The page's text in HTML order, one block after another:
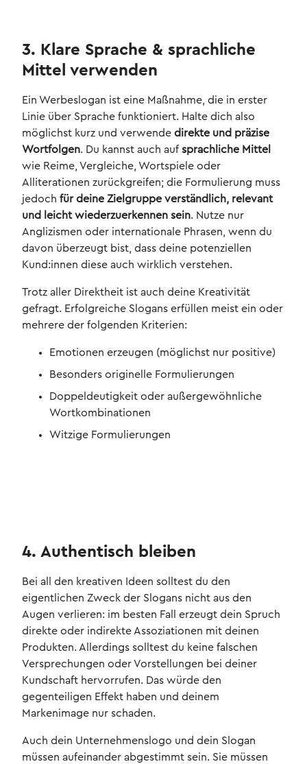
3. Klare Sprache & sprachliche
Mittel verwenden
Ein Werbeslogan ist eine Maßnahme, die in erster
Linie über Sprache funktioniert. Halte dich also
möglichst kurz und verwende direkte und präzise
Wortfolgen. Du kannst auch auf sprachliche Mittel
wie Reime, Vergleiche, Wortspiele oder
Alliterationen zurückgreifen; die Formulierung muss
jedoch für deine Zielgruppe verständlich, relevant
und leicht wiederzuerkennen sein. Nutze nur
Anglizismen oder internationale Phrasen, wenn du
davon überzeugt bist, dass deine potenziellen
Kund:innen diese auch wirklich verstehen.
Trotz aller Direktheit ist auch deine Kreativität
gefragt. Erfolgreiche Slogans erfüllen meist ein oder
mehrere der folgenden Kriterien:
Emotionen erzeugen (möglichst nur positive)
Besonders originelle Formulierungen
Doppeldeutigkeit oder außergewöhnliche
Wortkombinationen
Witzige Formulierungen
4. Authentisch bleiben
Bei all den kreativen Ideen solltest du den
eigentlichen Zweck der Slogans nicht aus den
Augen verlieren: im besten Fall erzeugt dein Spruch
direkte oder indirekte Assoziationen mit deinen
Produkten. Allerdings solltest du keine falschen
Versprechungen oder Vorstellungen bei deiner
Kundschaft hervorrufen. Das würde den
gegenteiligen Effekt haben und deinem
Markenimage nur schaden.
Auch dein Unternehmenslogo und dein Slogan
müssen aufeinander abgestimmt sein. Sie müssen